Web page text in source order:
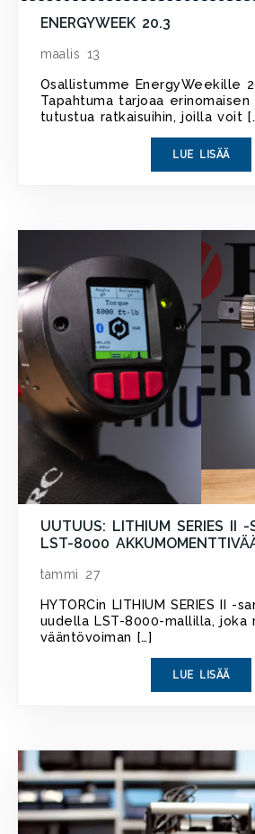
ENERGYWEEK 20.3
maalis 13
Osallistumme EnergyWeekille
Tapahtuma tarjoaa erinomaisen
tutustua ratkaisuihin, joilla voit
LUE LISÄÄ
UUTUUS: LITHIUM SERIES II -
LST-8000
tammi 27
HYTORCin LITHIUM SERIES II -
uudella LST-8000-mallilla, joka
vääntövoiman […]
LUE LISÄÄ